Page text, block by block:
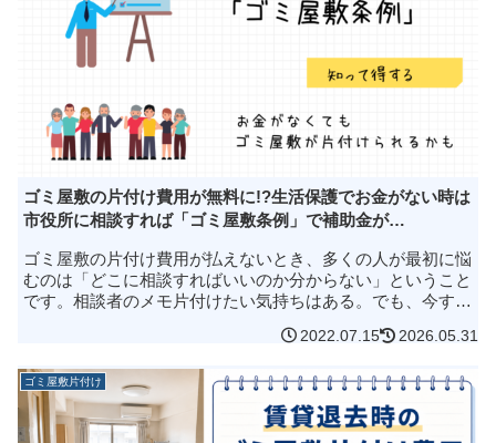
ゴミ屋敷の片付け費用が無料に!?生活保護でお金がない時は
市役所に相談すれば「ゴミ屋敷条例」で補助金が…
ゴミ屋敷の片付け費用が払えないとき、多くの人が最初に悩
むのは「どこに相談すればいいのか分からない」ということ
です。相談者のメモ片付けたい気持ちはある。でも、今すぐ
払えるお金がない。退去日が近い。管理会社から連絡が来て
2022.07.15 2026.05.31
ゴミ屋敷片付け